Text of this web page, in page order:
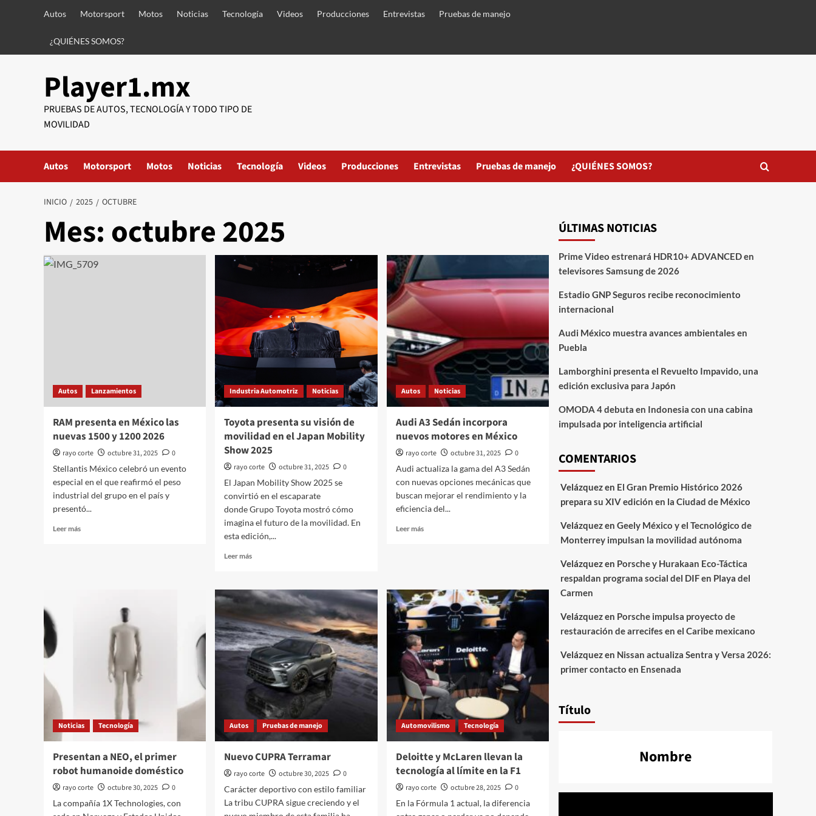
Autos Motorsport Motos Noticias Tecnología Videos Producciones Entrevistas Pruebas de manejo
¿QUIÉNES SOMOS?
Player1.mx
PRUEBAS DE AUTOS, TECNOLOGÍA Y TODO TIPO DE
MOVILIDAD
Autos Motorsport Motos Noticias Tecnología Videos Producciones Entrevistas Pruebas de manejo ¿QUIÉNES SOMOS?
INICIO 2025 OCTUBRE
Mes:octubre 2025
Autos Lanzamientos
RAM presenta en México las
nuevas 1500 y 1200 2026
rayo corte octubre 31, 2025
0
Stellantis México celebró un evento
especial en el que reafirmó el peso
industrial del grupo en el país y
presentó...
Leer másLeer
Industria Automotriz Noticias
Toyota presenta su visión de
movilidad en el Japan Mobility
Show 2025
rayo corte octubre 31, 2025
0
El Japan Mobility Show 2025 se
convirtió en el escaparate
donde Grupo Toyota mostró cómo
imagina el futuro de la movilidad. En
esta edición,...
Leer másLeer
Toyota
presenta
visión
de
movilidad
en
el
Japan
Mobility
Show
2025
Autos Noticias
Audi A3 Sedán incorpora
nuevos motores en México
rayo corte octubre 31, 2025
0
Audi actualiza la gama del A3 Sedán
con nuevas opciones mecánicas que
buscan mejorar el rendimiento y la
eficiencia del...
Leer másLeer
incorpora
nuevos
motores
en
México
Noticias Tecnología
Presentan a NEO, el primer
robot humanoide doméstico
rayo corte octubre 30, 2025
0
La compañía 1X Technologies, con
Autos Pruebas de manejo
Nuevo CUPRA Terramar
rayo corte octubre 30, 2025
0
Carácter deportivo con estilo familiar
La tribu CUPRA sigue creciendo y el
Automovilismo Tecnología
Deloitte y McLaren llevan la
tecnología al límite en la F1
rayo corte octubre 28, 2025
0
En la Fórmula 1 actual, la diferencia
ÚLTIMAS NOTICIAS
Prime Video estrenará HDR10+ ADVANCED en
televisores Samsung de 2026
Estadio GNP Seguros recibe reconocimiento
internacional
Audi México muestra avances ambientales en
Puebla
Lamborghini presenta el Revuelto Impavido, una
edición exclusiva para Japón
OMODA 4 debuta en Indonesia con una cabina
impulsada por inteligencia artificial
COMENTARIOS
Velázquezen El Gran Premio Histórico 2026
prepara su XIV edición en la Ciudad de México
Velázquezen Geely México y el Tecnológico de
Monterrey impulsan la movilidad autónoma
Velázquezen Porsche y Hurakaan Eco-Táctica
respaldan programa social del DIF en Playa del
Carmen
Velázquezen Porsche impulsa proyecto de
restauración de arrecifes en el Caribe mexicano
Velázquezen Nissan actualiza Sentra y Versa 2026:
primer contacto en Ensenada
Título
Nombre